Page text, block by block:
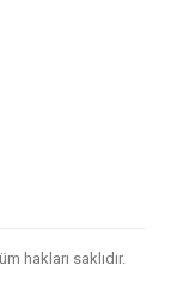
hakları saklıdır.